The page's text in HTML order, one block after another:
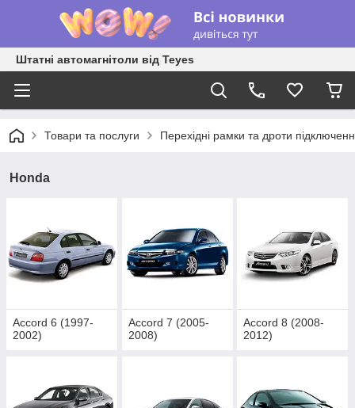
Штатні автомагнітоли від Teyes
Товари та послуги Перехідні рамки та дроти
Honda
Accord 6 (1997-
2002)
Accord 7 (2005-
2008)
Accord 8 (2008-
2012)